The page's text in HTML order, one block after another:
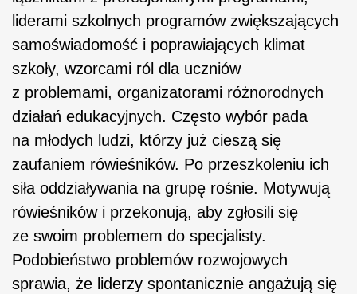
liderami szkolnych programów zwiększających
samoświadomość i poprawiających klimat
szkoły, wzorcami ról dla uczniów
z problemami, organizatorami różnorodnych
działań edukacyjnych. Często wybór pada
na młodych ludzi, którzy już cieszą się
zaufaniem rówieśników. Po przeszkoleniu ich
siła oddziaływania na grupę rośnie. Motywują
rówieśników i przekonują, aby zgłosili się
ze swoim problemem do specjalisty.
Podobieństwo problemów rozwojowych
sprawia, że liderzy spontanicznie angażują się